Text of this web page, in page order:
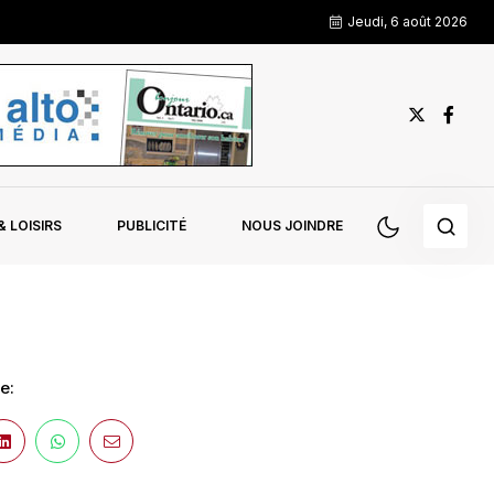
Jeudi, 6 août 2026
LOISIRS PUBLICITÉ NOUS JOINDRE